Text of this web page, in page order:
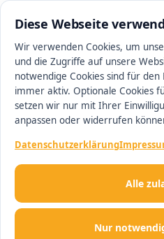
Diese Webseite
Wir verwenden Cookies, um
und die Zugriffe auf unsere
notwendige Cookies sind für
immer aktiv. Optionale Cookies
setzen wir nur mit Ihrer
anpassen oder widerrufen
Datenschutzerklärung
Nur
Alle